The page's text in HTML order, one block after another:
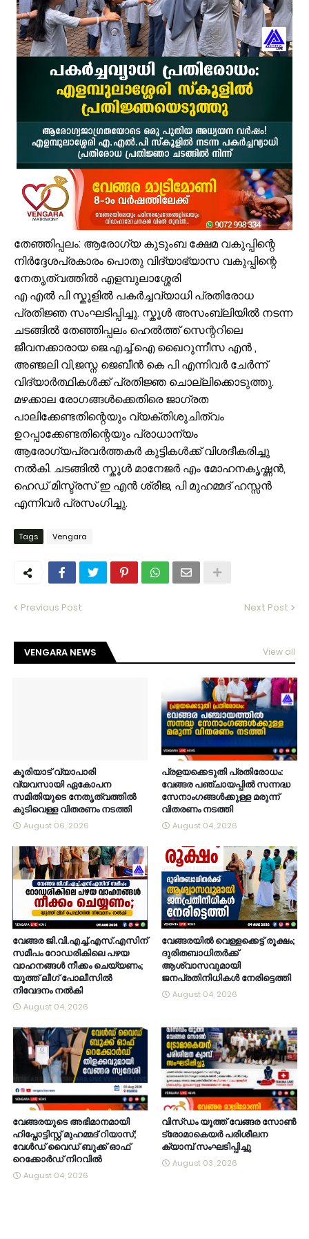
സംവരണ നിയമനങ്ങളിൽ സ്പെഷ്യൽ റിക്രൂട്ട്മെന്റ് നടത്തണം:
ഇൻഫാന്റിനോക്കെതിരെ അവിശ്വാസ പ്രമേയ നീക്കവുമായി
എസ്.എം.സർവർ മെഗാ ഉറുദു ക്വിസ് മത്സരം സമാപിച്ചു
ഒതുക്കുങ്ങൽ ഗവൺമെന്റ് ഹയർ സെക്കന്ററി സ്കൂളിന് പ്രത്യേക
വേങ്ങര ടൗൺ പൗരസമിതി ഫുട്ബോൾ പ്രവചന മത്സരം: വിജയിക്ക്
ശിഹാബ് തങ്ങളെ അനുസ്മരിച്ച് പി.കെ. കുഞ്ഞാലിക്കുട്ടി
കൂരിയാട് വ്യാപാരി വ്യവസായി ഏകോപന സമിതിയുടെ
വിവരാവകാശ നിയമപ്രകാരം വിവരം സൗജന്യമായി നൽകണം;
അതിശക്തമായ മഴ തുടരും; എട്ട് ജില്ലകളിൽ റെഡ് അലർട്ട്
മൊബൈല്‍ ഉപയോക്താക്കള്‍ക്ക് തിരിച്ചടി; നിരക്കുകള്‍ വീണ്ടും
തേഞ്ഞിപ്പലം: ആരോഗ്യ കുടുംബ ക്ഷേമ വകുപ്പിന്റെ
നിർദ്ദേശപ്രകാരം പൊതു വിദ്യാഭ്യാസ വകുപ്പിന്റെ
നേതൃത്വത്തിൽ എളമ്പുലാശ്ശേരി
എ എൽ പി സ്കൂളിൽ പകർച്ചവ്യാധി പ്രതിരോധ
പ്രതിജ്ഞ സംഘടിപ്പിച്ചു. സ്കൂൾ അസംബ്ലിയിൽ നടന്ന
ചടങ്ങിൽ തേഞ്ഞിപ്പലം ഹെൽത്ത് സെന്ററിലെ
ജീവനക്കാരായ ജെ.എച്ച്.ഐ ഖൈറുന്നീസ എൻ ,
അഞ്ജലി വി,ജസ്ന ജെബീൻ കെ പി എന്നിവർ ചേർന്ന്
വിദ്യാർത്ഥികൾക്ക് പ്രതിജ്ഞ ചൊല്ലിക്കൊടുത്തു.
മഴക്കാല രോഗങ്ങൾക്കെതിരെ ജാഗ്രത
പാലിക്കേണ്ടതിന്റെയും വ്യക്തിശുചിത്വം
ഉറപ്പാക്കേണ്ടതിന്റെയും പ്രാധാന്യം
ആരോഗ്യപ്രവർത്തകർ കുട്ടികൾക്ക് വിശദീകരിച്ചു
നൽകി. ചടങ്ങിൽ സ്കൂൾ മാനേജർ എം മോഹനകൃഷ്ണൻ,
ഹെഡ് മിസ്ട്രസ് ഇ എൻ ശ്രീജ, പി മുഹമ്മദ് ഹസ്സൻ
എന്നിവർ പ്രസംഗിച്ചു.
Tags Vengara
Previous Post Next Post
VENGARA NEWS View all
കൂരിയാട് വ്യാപാരി
വ്യവസായി ഏകോപന
സമിതിയുടെ നേതൃത്വത്തിൽ
കുടിവെള്ള വിതരണം നടത്തി
August 06, 2026
പ്രളയക്കെടുതി പ്രതിരോധം:
വേങ്ങര പഞ്ചായപ്പിൽ സന്നദ്ധ
സേനാംഗങ്ങൾക്കുള്ള മരുന്ന്
വിതരണം നടത്തി
August 04, 2026
വേങ്ങര ജി.വി.എച്ച്.എസ്.എസിന്
സമീപം റോഡരികിലെ പഴയ
വാഹനങ്ങൾ നീക്കം ചെയ്യണം;
യൂത്ത് ലീഗ് പോലീസിൽ
നിവേദനം നൽകി
August 04, 2026
വേങ്ങരയിൽ വെള്ളക്കെട്ട് രൂക്ഷം;
ദുരിതബാധിതർക്ക്
ആശ്വാസവുമായി
ജനപ്രതിനിധികൾ നേരിട്ടെത്തി
August 04, 2026
വേങ്ങരയുടെ അഭിമാനമായി
ഹിപ്നോട്ടിസ്റ്റ് മുഹമ്മദ് റിയാസ്;
വേൾഡ് വൈഡ് ബുക്ക് ഓഫ്
റെക്കോർഡ് നിറവിൽ
August 04, 2026
വിസ്ഡം യൂത്ത് വേങ്ങര സോൺ
ട്രോമാകെയർ പരിശീലന
ക്യാമ്പ് സംഘടിപ്പിച്ചു
August 03, 2026